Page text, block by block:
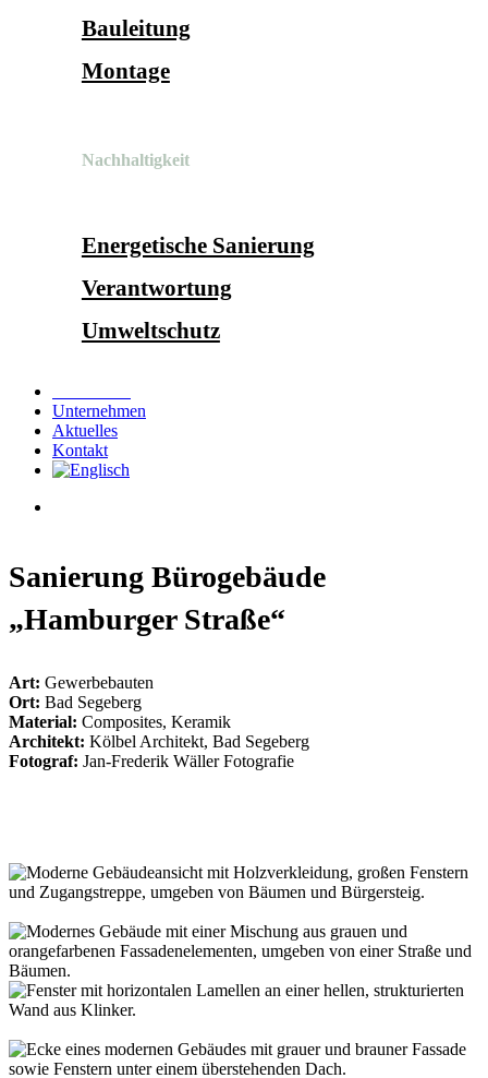
Bauleitung
Montage
Nachhaltigkeit
Energetische Sanierung
Verantwortung
Umweltschutz
Unternehmen
Aktuelles
Kontakt
Picture
012
024
Picture
013
Picture
010
010
Picture
014
Sanierung Bürogebäude
„Hamburger Straße“
Art: Gewerbebauten
Ort: Bad Segeberg
Material: Composites, Keramik
Architekt: Kölbel Architekt, Bad Segeberg
Fotograf: Jan-Frederik Wäller Fotografie